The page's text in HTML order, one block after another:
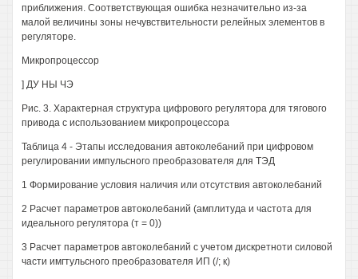
приближения. Соответствующая ошибка незначительно из-за
малой величины зоны нечувствительности релейных элементов в
регуляторе.
Микропроцессор
] ДУ НЫ ЧЭ
Рис. 3. Характерная структура цифрового регулятора для тягового
привода с использованием микропроцессора
Таблица 4 - Этапы исследования автоколебаний при цифровом
регулировании импульсного преобразователя для ТЭД
1 Формирование условия наличия или отсутствия автоколебаний
2 Расчет параметров автоколебаний (амплитуда и частота для
идеального регулятора (т = 0))
3 Расчет параметров автоколебаний с учетом дискретноти силовой
части имгтульсного преобразователя ИП (/; к)